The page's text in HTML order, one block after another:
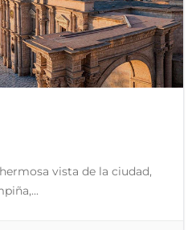
vista de la ciudad,